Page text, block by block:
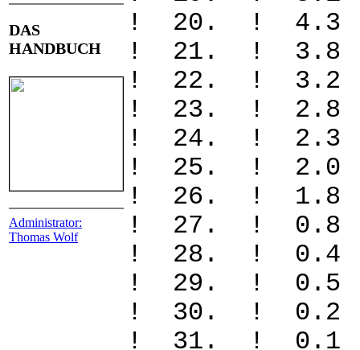
DAS
HANDBUCH
Administrator:
Thomas Wolf
! 20. ! 4.3
! 21. !
! 22. !
! 23. !
! 24. !
! 25. !
! 26. !
! 27. !
! 28. !
! 29. !
! 30. !
! 31. !